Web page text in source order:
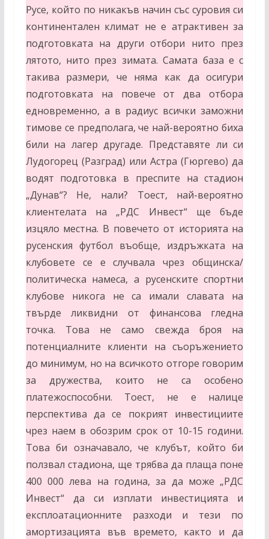
Русе, който по никакъв начин със суровия си
континентален климат не е атрактивен за
подготовката на други отбори нито през
лятото, нито през зимата. Самата база е с
такива размери, че няма как да осигури
подготовката на повече от два отбора
едновременно, а в радиус всички заможни
тимове се предполага, че най-вероятно биха
били на лагер другаде. Представяте ли си
Лудогорец (Разград) или Астра (Гюргево) да
водят подготовка в преспите на стадион
„Дунав“? Не, нали? Тоест, най-вероятно
клиентелата на „РДС Инвест“ ще бъде
изцяло местна. В повечето от историята на
русенския футбол въобще, издръжката на
клубовете се е случвала чрез общинска/
политическа намеса, а русенските спортни
клубове никога не са имали славата на
твърде ликвидни от финансова гледна
точка. Това не само свежда броя на
потенциалните клиенти на съоръжението
до минимум, но на всичкото отгоре говорим
за дружества, които не са особено
платежоспособни. Тоест, не е налице
перспектива да се покрият инвестициите
чрез наем в обозрим срок от 10-15 години.
Това би означавало, че клубът, който би
ползвал стадиона, ще трябва да плаща поне
400 000 лева на година, за да може „РДС
Инвест“ да си изплати инвестицията и
експлоатационните разходи и тези по
амортизацията във времето, както и да